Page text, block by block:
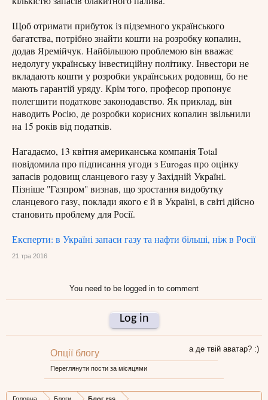
Щоб отримати прибуток із підземного українського
багатства, потрібно знайти кошти на розробку копалин,
додав Яремійчук. Найбільшою проблемою він вважає
недолугу українську інвестиційну політику. Інвестори не
вкладають кошти у розробки українських родовищ, бо не
мають гарантій уряду. Крім того, професор пропонує
полегшити податкове законодавство. Як приклад, він
наводить Росію, де розробки корисних копалин звільнили
на 15 років від податків.
Нагадаємо, 13 квітня американська компанія Total
повідомила про підписання угоди з Eurogas про оцінку
запасів родовищ сланцевого газу у Західній Україні.
Пізніше "Газпром" визнав, що зростання видобутку
сланцевого газу, поклади якого є й в Україні, в світі дійсно
становить проблему для Росії.
Експерти: в Україні запаси газу та нафти більші, ніж в Росії
21 тра 2016
You need to be logged in to comment
Log in
а де твій аватар? :)
Опції блогу
Переглянути пости за місяцями